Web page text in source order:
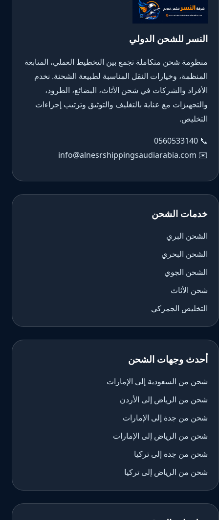
النسر للشحن الدولي
منظومة شحن متكاملة تجمع بين التخطيط العملي، المتابعة
المنظمة، وخيارات النقل المناسبة لطبيعة الشحنة. نخدم
الأفراد والشركات في شحن الأثاث، البضائع، الطرود،
والتجهيزات مع عناية بالتغليف والتوثيق وترتيب إجراءات
التخليص.
📞
0560533140
✉️
info@alnesrshippingsaudiarabia.com
خدمات الشحن
الشحن البري
الشحن البحري
الشحن الجوي
شحن الأثاث
التخليص الجمركي
أحدث وجهات الشحن
شحن من السعودية إلى الإمارات
شحن من الرياض إلى الأردن
شحن من جدة إلى الإمارات
شحن من الرياض إلى الإمارات
شحن من جدة إلى تركيا
شحن من الرياض إلى تركيا